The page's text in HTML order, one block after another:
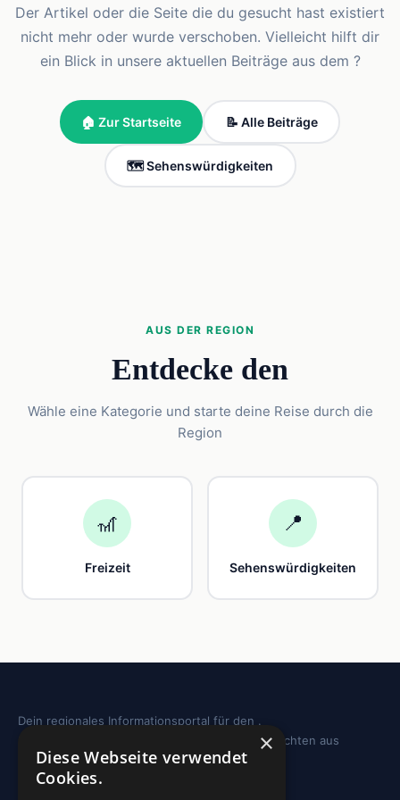
Der Artikel oder die Seite die du gesucht hast existiert
nicht mehr oder wurde verschoben. Vielleicht hilft dir
ein Blick in unsere aktuellen Beiträge aus dem ?
🏠 Zur Startseite 📝 Alle Beiträge
🗺️ Sehenswürdigkeiten
AUS DER REGION
Entdecke den
Wähle eine Kategorie und starte deine Reise durch die
Region
🎢
Freizeit
📍
Sehenswürdigkeiten
Dein regionales Informationsportal für den .
Sehenswürdigkeiten, Ausflugstipps und Geschichten aus
deiner Region.
×
Diese Webseite verwendet
Cookies.